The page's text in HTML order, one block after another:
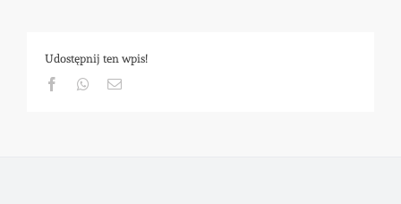
Udostępnij ten wpis!
FacebookWhatsapp
Email